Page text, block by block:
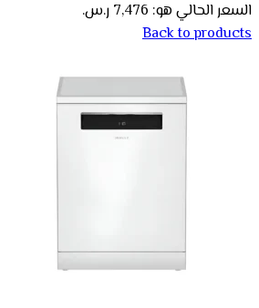
السعر الحالي هو: 7,476 ر.س.
Back to products